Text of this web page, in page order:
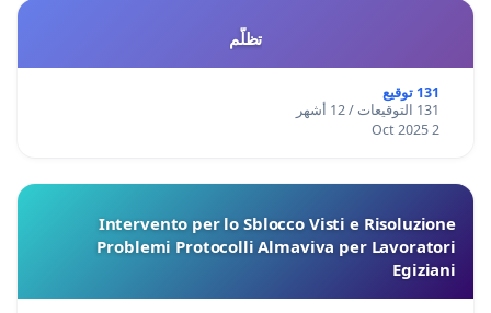
تظلّم
131 توقيع
131 التوقيعات / 12 أشهر
2 Oct 2025
Intervento per lo Sblocco Visti e Risoluzione
Problemi Protocolli Almaviva per Lavoratori
Egiziani